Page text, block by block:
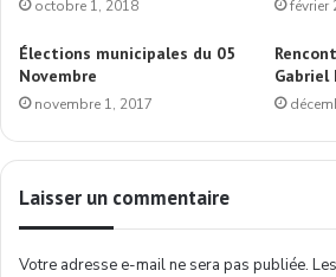
octobre 1, 2018 février
Élections municipales du 05
Novembre
novembre 1, 2017
Gabriel
Laisser un commentaire
Votre adresse e-mail ne sera pas publiée.